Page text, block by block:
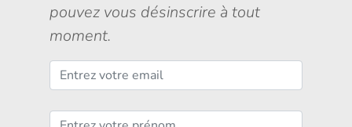
pouvez vous désinscrire à tout
moment.